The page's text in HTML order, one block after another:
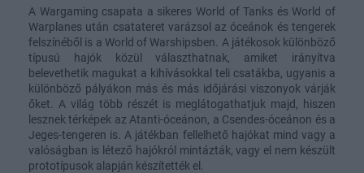
A Wargaming csapata a sikeres World of Tanks és World of
Warplanes után csatateret varázsol az óceánok és tengerek
felszínéből is a World of Warshipsben. A játékosok különböző
típusú hajók közül választhatnak, amiket irányítva
belevethetik magukat a kihívásokkal teli csatákba, ugyanis a
különböző pályákon más és más időjárási viszonyok várják
őket. A világ több részét is meglátogathatjuk majd, hiszen
lesznek térképek az Atanti-óceánon, a Csendes-óceánon és a
Jeges-tengeren is. A játékban fellelhető hajókat mind vagy a
valóságban is létező hajókról mintázták, vagy el nem készült
prototípusok alapján készítették el.